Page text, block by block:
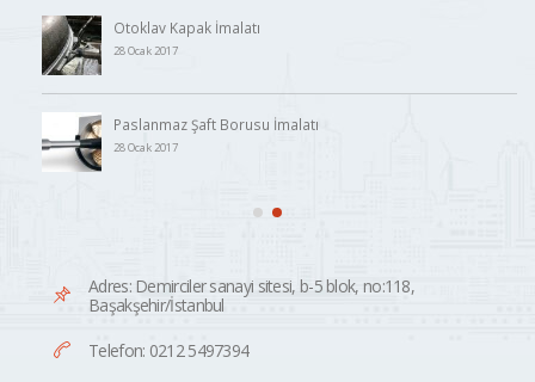
Otoklav Kapak İmalatı
28 Ocak 2017
Paslanmaz Şaft Borusu İmalatı
28 Ocak 2017
Adres: Demirciler sanayi sitesi, b-5 blok, no:118,
Başakşehir/İstanbul
Telefon: 0212 5497394